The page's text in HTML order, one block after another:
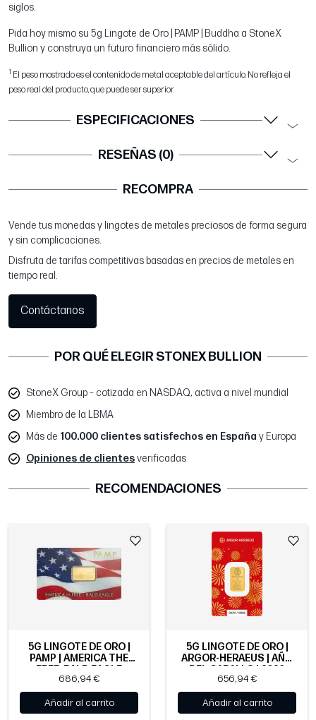
siglos.
Pida hoy mismo su 5g Lingote de Oro | PAMP | Buddha a StoneX
Bullion y construya un futuro financiero más sólido.
1 El peso mostrado es el contenido de metal aceptable del artículo. No refleja el
peso real del producto, que puede ser superior.
ESPECIFICACIONES
RESEÑAS (0)
RECOMPRA
Vende tus monedas y lingotes de metales preciosos de forma segura
y sin complicaciones.
Disfruta de tarifas competitivas basadas en precios de metales en
tiempo real.
Contáctanos
POR QUÉ ELEGIR STONEX BULLION
StoneX Group – cotizada en NASDAQ, activa a nivel mundial
Miembro de la LBMA
Más de 100.000 clientes satisfechos en España y Europa
Opiniones de clientesverificadas
RECOMENDACIONES
5G LINGOTE DE ORO |
PAMP | AMERICA THE
FREE: BALD EAGLE
686,94 €
Añadir al carrito
5G LINGOTE DE ORO |
ARGOR-HERAEUS | AÑO
DEL CABALLO | 2026
656,94 €
Añadir al carrito